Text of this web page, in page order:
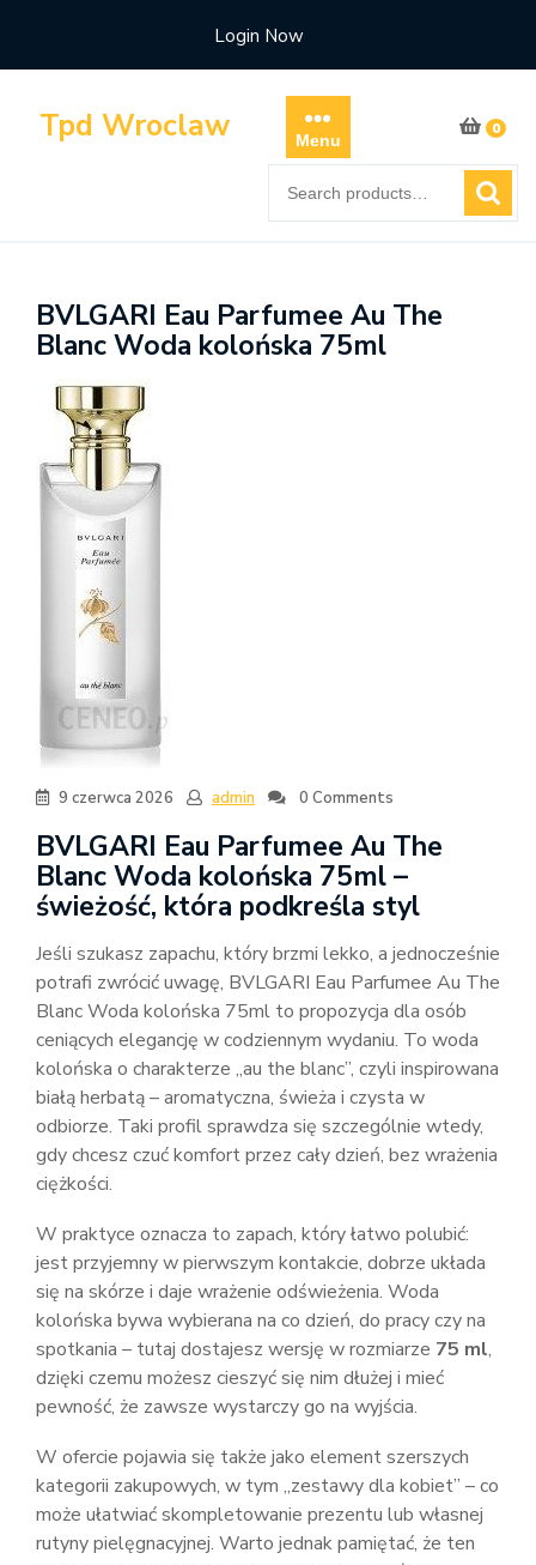
content
Login Now
Tpd Wroclaw Menu
0
for:
BVLGARI Eau Parfumee Au The
Blanc Woda kolońska 75ml
9 czerwca 2026 admin 0 Comments
BVLGARI Eau Parfumee Au The
Blanc Woda kolońska 75ml –
świeżość, która podkreśla styl
Jeśli szukasz zapachu, który brzmi lekko, a jednocześnie
potrafi zwrócić uwagę, BVLGARI Eau Parfumee Au The
Blanc Woda kolońska 75ml to propozycja dla osób
ceniących elegancję w codziennym wydaniu. To woda
kolońska o charakterze „au the blanc”, czyli inspirowana
białą herbatą – aromatyczna, świeża i czysta w
odbiorze. Taki profil sprawdza się szczególnie wtedy,
gdy chcesz czuć komfort przez cały dzień, bez wrażenia
ciężkości.
W praktyce oznacza to zapach, który łatwo polubić:
jest przyjemny w pierwszym kontakcie, dobrze układa
się na skórze i daje wrażenie odświeżenia. Woda
kolońska bywa wybierana na co dzień, do pracy czy na
spotkania – tutaj dostajesz wersję w rozmiarze 75 ml,
dzięki czemu możesz cieszyć się nim dłużej i mieć
pewność, że zawsze wystarczy go na wyjścia.
W ofercie pojawia się także jako element szerszych
kategorii zakupowych, w tym „zestawy dla kobiet” – co
może ułatwiać skompletowanie prezentu lub własnej
rutyny pielęgnacyjnej. Warto jednak pamiętać, że ten